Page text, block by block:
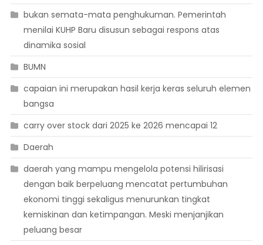
bukan semata-mata penghukuman. Pemerintah
menilai KUHP Baru disusun sebagai respons atas
dinamika sosial
BUMN
capaian ini merupakan hasil kerja keras seluruh elemen
bangsa
carry over stock dari 2025 ke 2026 mencapai 12
Daerah
daerah yang mampu mengelola potensi hilirisasi
dengan baik berpeluang mencatat pertumbuhan
ekonomi tinggi sekaligus menurunkan tingkat
kemiskinan dan ketimpangan. Meski menjanjikan
peluang besar